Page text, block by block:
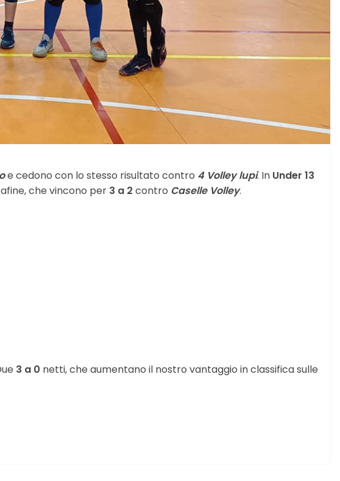
e cedono con lo stesso risultato contro 4 Volley lupi. In Under 13
che vincono per 3 a 2 contro Caselle Volley.
3 a 0 netti, che aumentano il nostro vantaggio in classifica sulle